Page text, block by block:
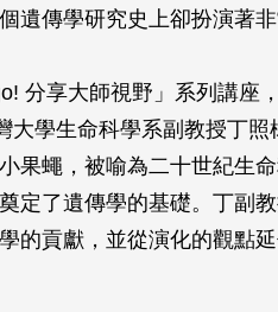
遺傳學研究史上卻扮演著非
分享大師視野」系列講座
學生命科學系副教授丁照
果蠅，被喻為二十世紀生
定了遺傳學的基礎。丁副
的貢獻，並從演化的觀點